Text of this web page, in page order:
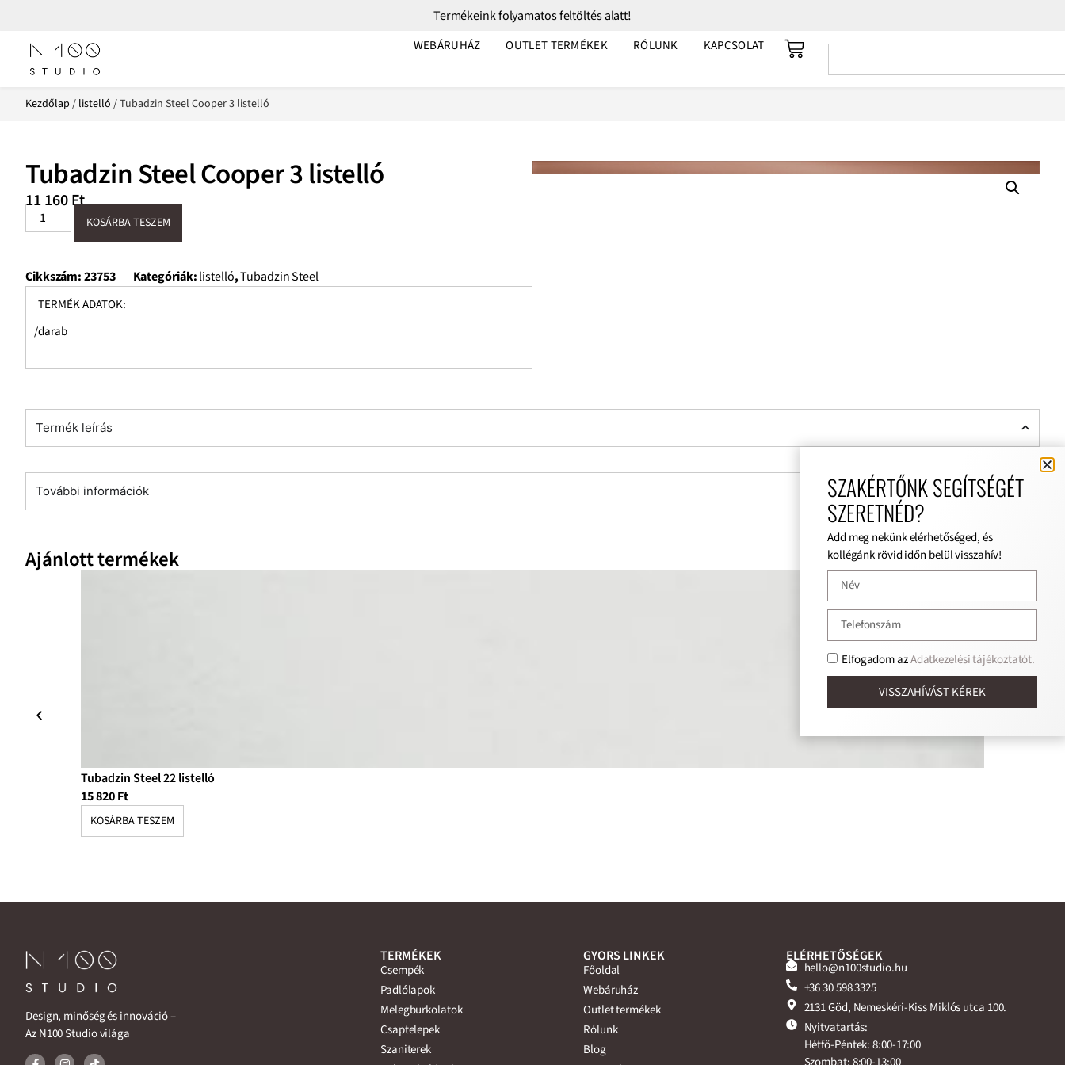
Termékeink folyamatos feltöltés alatt!
WEBÁRUHÁZ OUTLET TERMÉKEK RÓLUNK KAPCSOLAT
Kezdőlap / listelló / Tubadzin Steel Cooper 3 listelló
Tubadzin Steel Cooper 3 listelló
11 160Ft
KOSÁRBA TESZEM
Cikkszám:23753 Kategóriák:listelló,Tubadzin Steel
TERMÉK ADATOK:
/darab
Termék leírás
További információk
Ajánlott termékek
Tubadzin Steel 22 listelló
15 820Ft
KOSÁRBA TESZEM
Design, minőség és innováció –
Az N100 Studio világa
TERMÉKEK
Csempék
Padlólapok
Melegburkolatok
Csaptelepek
Szaniterek
GYORS LINKEK
Főoldal
Webáruház
Outlet termékek
Rólunk
Blog
ELÉRHETŐSÉGEK
hello@n100studio.hu
+36 30 598 3325
2131 Göd, Nemeskéri-Kiss Miklós utca 100.
Nyitvatartás:
Hétfő-Péntek: 8:00-17:00
SZAKÉRTŐNK SEGÍTSÉGÉT
SZERETNÉD?
Add meg nekünk elérhetőséged, és
kollégánk rövid időn belül visszahív!
Elfogadom azAdatkezelési tájékoztatót.
VISSZAHÍVÁST KÉREK